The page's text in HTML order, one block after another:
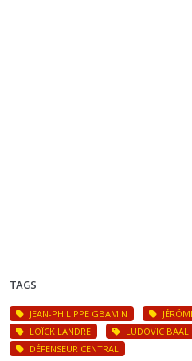
TAGS
JEAN-PHILIPPE GBAMIN
LOÏCK LANDRE
LUDOVIC BAAL
DÉFENSEUR CENTRAL